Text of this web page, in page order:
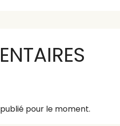
pour le moment.